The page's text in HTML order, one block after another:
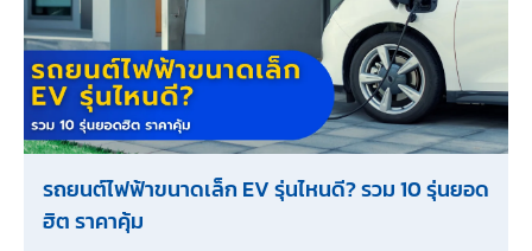
รถยนต์ไฟฟ้าขนาดเล็ก EV รุ่นไหนดี? รวม 10 รุ่นยอด
ฮิต ราคาคุ้ม